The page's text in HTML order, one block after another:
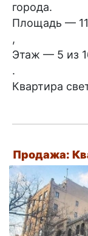
города.
Площадь —
,
Этаж — 5 из
.
Квартира
Продажа: